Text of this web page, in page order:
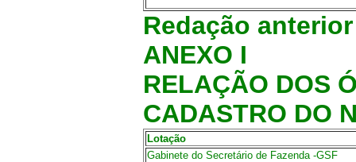
Redação anterior
ANEXO I
RELAÇÃO DOS
CADASTRO DO
Lotação
Gabinete do Secretário de Fazenda -GSF